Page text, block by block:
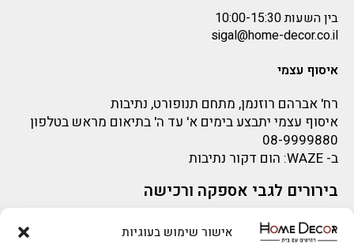
אישור שימוש בעוגיותלהזמנות 073-2002666
בין השעות 10:00-15:30
sigal@home-decor.co.il
איסוף עצמי
רח' אברהם רוזנמן, מתחם תנופורט, נתיבות
איסוף עצמי יתבצע בימים א' עד ה' בתיאום מראש בטלפון
08-9999880
ב- WAZE: הום דקור נתיבות
בירורים לגבי אספקה ורכישה
בירור לגבי אספקה -ניתן לפנות למייל:
sigal@home-decor.co.il
פניות לפני רכישה – ניתן לפנות למייל: omer@home-